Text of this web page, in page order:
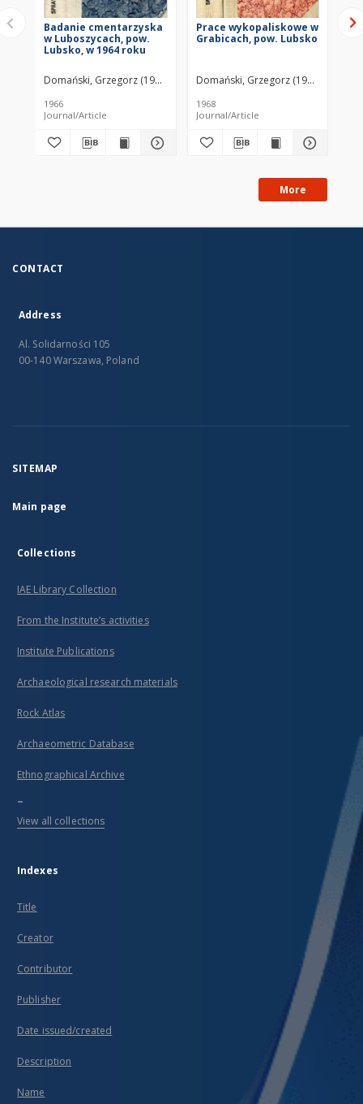
Badanie cmentarzyska
w Luboszycach, pow.
Lubsko, w 1964 roku
Domański, Grzegorz (1939– )
1966
Journal/Article
Prace wykopaliskowe w
Grabicach, pow. Lubsko
Domański, Grzegorz (1939– )
1968
Journal/Article
More
CONTACT
Address
Al. Solidarności 105
00-140 Warszawa, Poland
SITEMAP
Main page
Collections
IAE Library Collection
From the Institute’s activities
Institute Publications
Archaeological research materials
Rock Atlas
Archaeometric Database
Ethnographical Archive
...
View all collections
Indexes
Title
Creator
Contributor
Publisher
Date issued/created
Description
Name